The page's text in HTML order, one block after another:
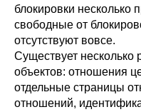
блокировки несколько
свободные от
отсутствуют вовсе.
Существует несколько
объектов: отношения
отдельные страницы
отношений,